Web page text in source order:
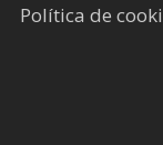
Política de